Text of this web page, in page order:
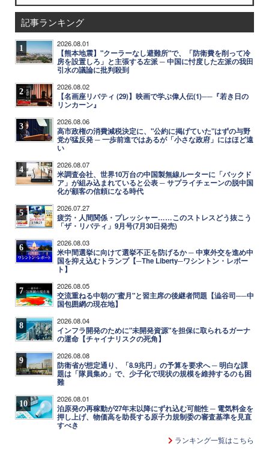
記事ランキング
1 2026.08.01
【熊本地震】"クーラーなし避難所"で、「防衛費を削って冷
房を設置しろ」と主張する左派 ─ 中国に忖度した左派の我田
引水の議論に批判殺到
2 2026.08.02
【名画座リバティ (29)】映画で学ぶ偉人伝(1)──『若き日の
リンカーン』
3 2026.08.06
高市政権の消費減税決定に、"公約に掲げていた"はずの与野
党が猛反発 ─ 一歩前進ではあるが「小さな政府」にはほど遠
い
4 2026.08.07
米調査会社、世界10万台の中国製無線ルーターに「バックド
ア」が組み込まれていると公表 ─ サプライチェーンの脱中国
化が顧客の信頼になる時代
5 2026.07.27
疲労・人間関係・プレッシャー……このストレスどう抜こう
「ザ・リバティ」9月号(7月30日発売)
6 2026.08.03
米中間選挙に向けて選挙不正を防げるか ─ 中東外交を進め中
国を抑え込むトランプ【─The Liberty─ワシントン・レポー
ト】
7 2026.08.05
交流重ねる中朝の"蜜月"と習主席の後継者問題【澁谷司──中
国包囲網の現在地】
8 2026.08.04
インフラ開発のために"未開発資源"を担保に取られるガーナ
の運命【チャイナリスクの死角】
9 2026.08.08
防衛省が想定通り、「8.9兆円」の予算を要求へ ─ 明白な課
題は「隊員集め」で、少子化で現状の規模を維持するのも困
難
10 2026.08.01
泊原発の再稼動が27年末以降にずれ込む可能性 ─ 電気料金を
押し上げ、物価高を助長する原子力規制委の審査基準を見直
すべき
ランキング一覧はこちら